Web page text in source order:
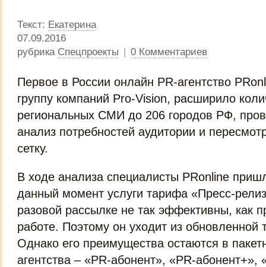
Текст: Екатерина
07.09.2016
рубрика Спецпроекты | 0 Комментариев
Первое в России онлайн PR-агентство
группу компаний Pro-Vision, расширило
региональных СМИ до 206 городов РФ,
анализ потребностей аудитории и
сетку.
В ходе анализа специалисты PRonline
данный момент услуги тарифа «Пресс-
разовой рассылке не так эффективны, как
работе. Поэтому он уходит из обновленной
Однако его преимущества остаются в
агентства – «PR-абонент», «PR-абонент+»,